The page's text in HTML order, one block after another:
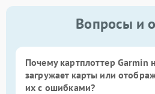
Вопросы и
Почему картплоттер Garmin
загружает карты или
их с ошибками?